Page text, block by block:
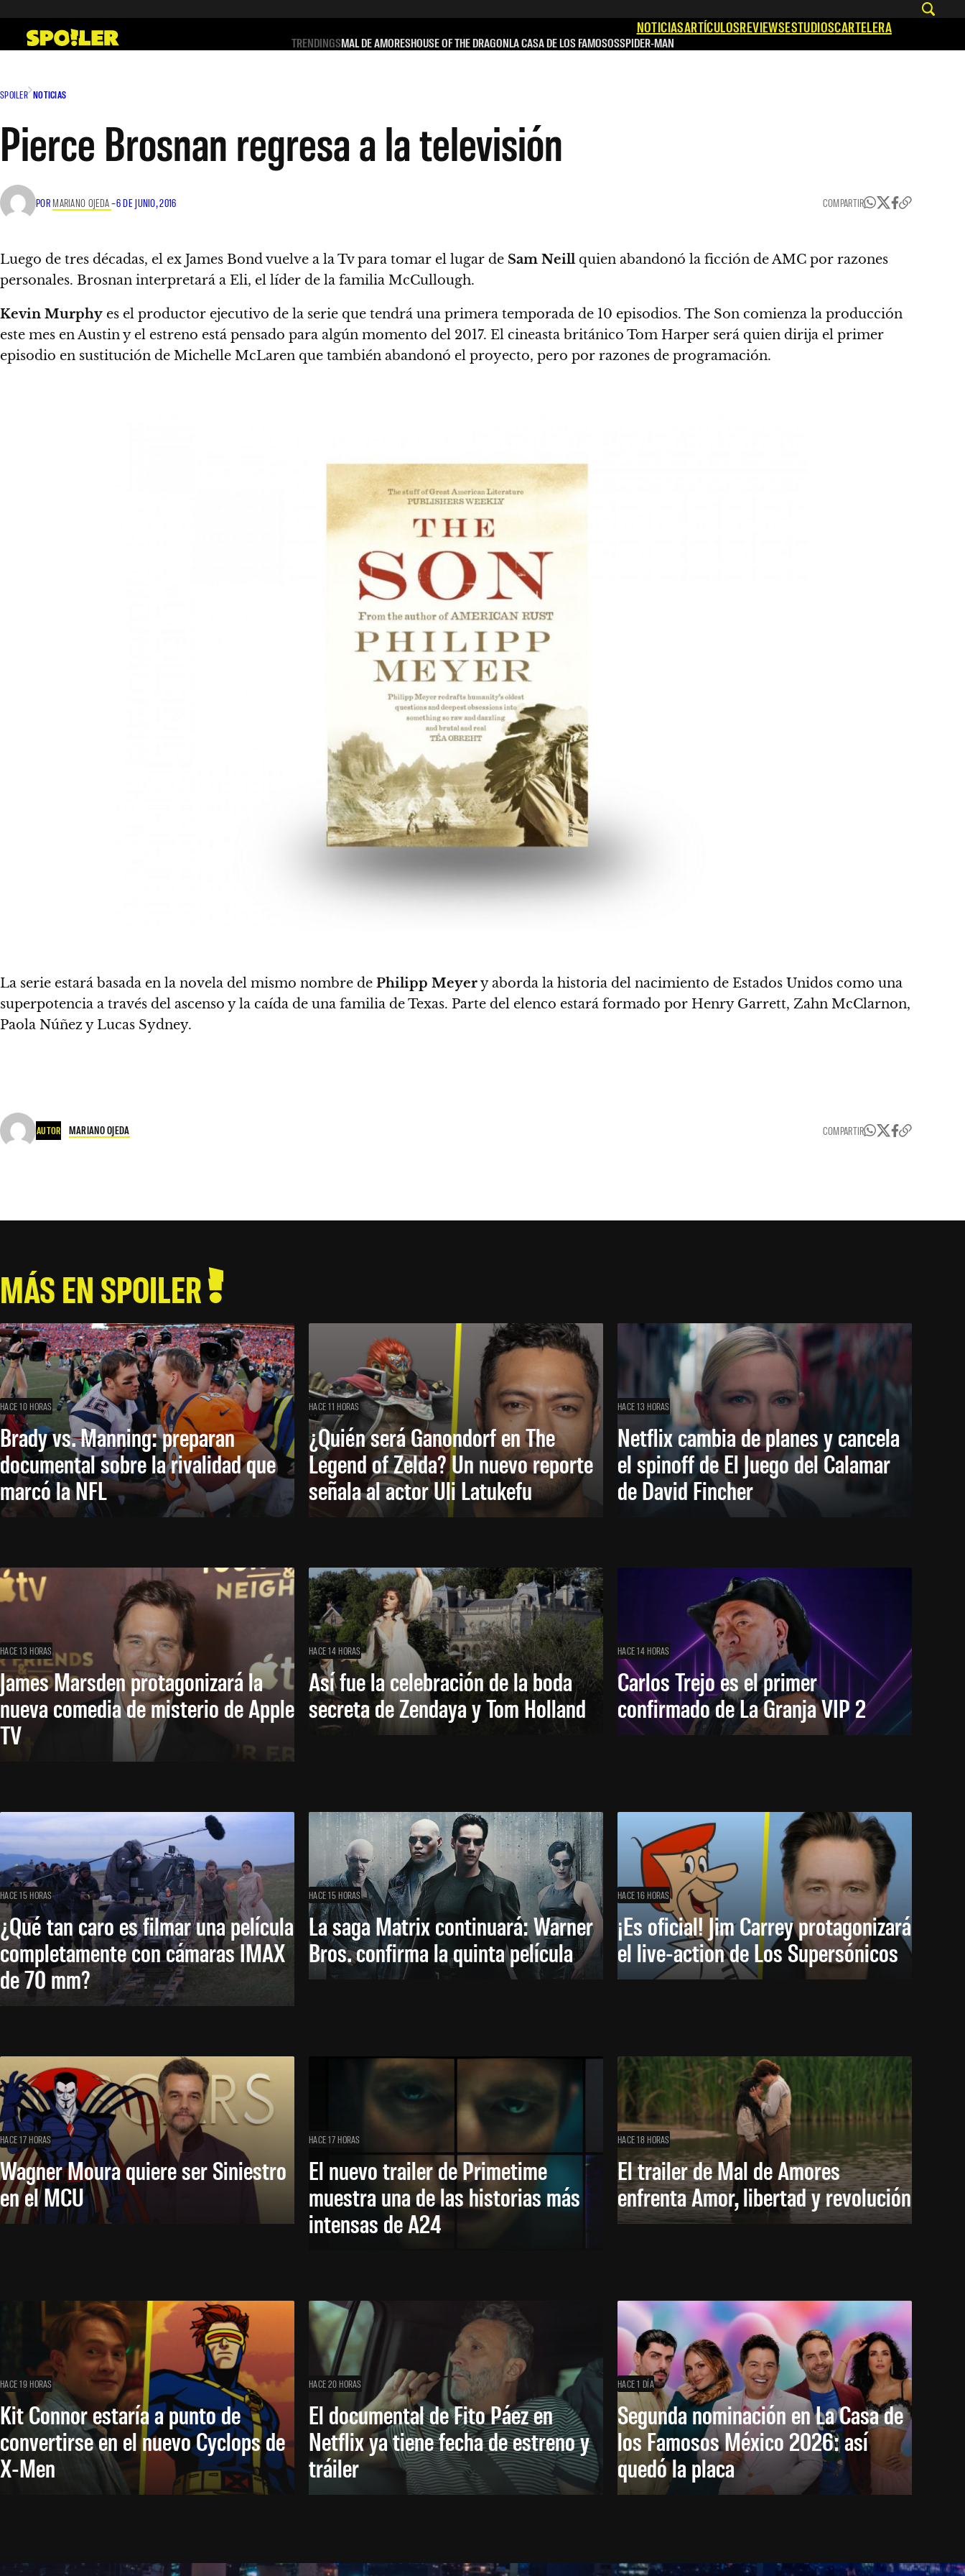
contenido
NOTICIASARTÍCULOSREVIEWSESTUDIOSCARTELERA
TRENDINGSMAL DE AMORESHOUSE OF THE DRAGONLA CASA DE LOS FAMOSOSSPIDER-MAN
SPOILER NOTICIAS
Pierce Brosnan regresa a la televisión
POR MARIANO OJEDA–6 DE JUNIO, 2016 COMPARTIR
Luego de tres décadas, el ex James Bond vuelve a la Tvpara tomar el lugar de Sam Neill quien abandonó la ficción de AMC por razones
personales. Brosnan interpretará a Eli, el líder de la familia McCullough.
Kevin Murphy es el productor ejecutivo de la serie que tendrá una primera temporada de 10 episodios. The Son comienza la producción
este mes en Austin y el estreno está pensado para algún momento del 2017. El cineasta británico Tom Harper será quien dirija el primer
episodio en sustitución de Michelle McLaren que también abandonó el proyecto, pero por razones de programación.
La serie estará basada en la novela del mismo nombre de Philipp Meyery aborda la historia del nacimiento de Estados Unidos como una
superpotencia a través del ascenso y la caída de una familia de Texas. Parte del elenco estará formado por Henry Garrett, Zahn McClarnon,
Paola Núñez y Lucas Sydney.
AUTOR MARIANO OJEDA COMPARTIR
MÁS EN SPOILER
HACE 10 HORAS
Brady vs. Manning: preparan
documental sobre la rivalidad que
marcó la NFL
HACE 11 HORAS
¿Quién será Ganondorf en The
Legend of Zelda? Un nuevo reporte
señala al actor Uli Latukefu
HACE 13 HORAS
Netflix cambia de planes y cancela
el spinoff de El Juego del Calamar
de David Fincher
HACE 13 HORAS
James Marsden protagonizará la
nueva comedia de misterio de Apple
TV
HACE 14 HORAS
Así fue la celebración de la boda
secreta de Zendaya y Tom Holland
HACE 14 HORAS
Carlos Trejo es el primer
confirmado de La Granja VIP 2
HACE 15 HORAS
¿Qué tan caro es filmar una película
completamente con cámaras IMAX
de 70 mm?
HACE 15 HORAS
La saga Matrix continuará: Warner
Bros. confirma la quinta película
HACE 16 HORAS
¡Es oficial! Jim Carrey protagonizará
el live-action de Los Supersónicos
HACE 17 HORAS
Wagner Moura quiere ser Siniestro
en el MCU
HACE 17 HORAS
El nuevo trailer de Primetime
muestra una de las historias más
intensas de A24
HACE 18 HORAS
El trailer de Mal de Amores
enfrenta Amor, libertad y revolución
HACE 19 HORAS
Kit Connor estaría a punto de
convertirse en el nuevo Cyclops de
X-Men
HACE 20 HORAS
El documental de Fito Páez en
Netflix ya tiene fecha de estreno y
tráiler
HACE 1 DÍA
Segunda nominación en La Casa de
los Famosos México 2026: así
quedó la placa